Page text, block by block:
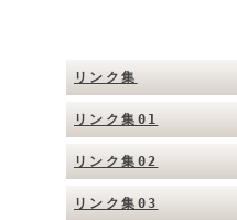
リンク集
リンク集01
リンク集02
リンク集03